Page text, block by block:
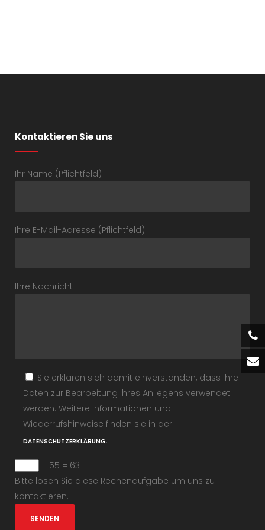
Kontaktieren Sie uns
Ihr Name (Pflichtfeld)
Ihre E-Mail-Adresse (Pflichtfeld)
Ihre Nachricht
Sie erklären sich damit einverstanden, dass Ihre
Daten zur Bearbeitung Ihres Anliegens verwendet
werden. Weitere Informationen und
Wiederrufshinweise finden sie in der
DATENSCHUTZERKLÄRUNG.
+ 55 = 63
Bitte lösen Sie diese Rechenaufgabe um uns zu
kontaktieren.